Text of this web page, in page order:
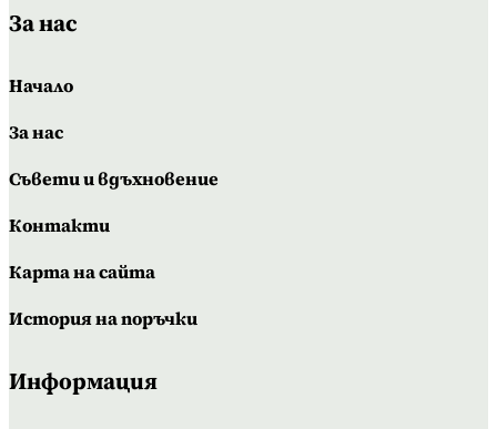
За нас
Начало
За нас
Съвети и вдъхновение
Контакти
Карта на сайта
История на поръчки
Информация